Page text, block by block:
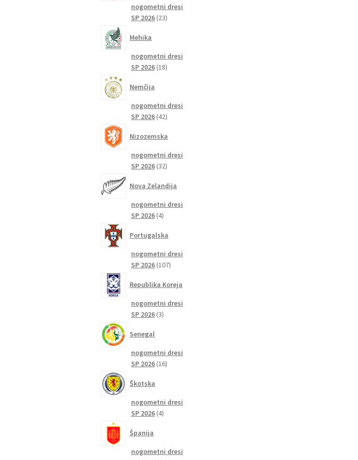
nogometni dresi
SP 2026 2323
Mehika
nogometni dresi
SP 2026 1818
Nemčija
nogometni dresi
SP 2026 4242
Nizozemska
nogometni dresi
SP 2026 3232
Nova Zelandija
nogometni dresi
SP 2026 44
Portugalska
nogometni dresi
SP 2026 107107
Republika Koreja
nogometni dresi
SP 2026 33
Senegal
nogometni dresi
SP 2026 1616
Škotska
nogometni dresi
SP 2026 44
Španija
nogometni dresi